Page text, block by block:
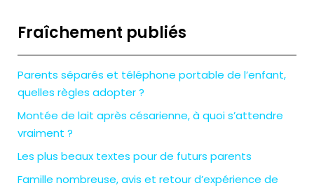
Fraîchement publiés
Parents séparés et téléphone portable de l’enfant,
quelles règles adopter ?
Montée de lait après césarienne, à quoi s’attendre
vraiment ?
Les plus beaux textes pour de futurs parents
Famille nombreuse, avis et retour d’expérience de